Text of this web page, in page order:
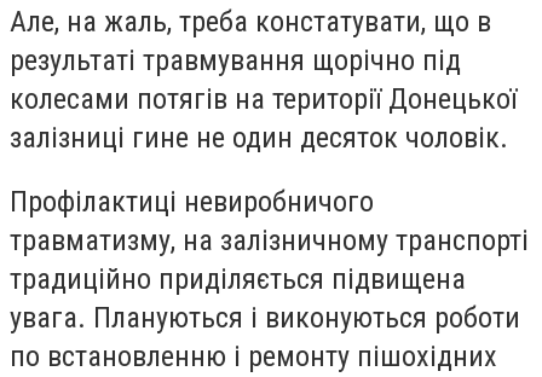
Але, на жаль, треба констатувати, що в
результаті травмування щорічно під
колесами потягів на території Донецької
залізниці гине не один десяток чоловік.
Профілактиці невиробничого
травматизму, на залізничному транспорті
традиційно приділяється підвищена
увага. Плануються і виконуються роботи
по встановленню і ремонту пішохідних